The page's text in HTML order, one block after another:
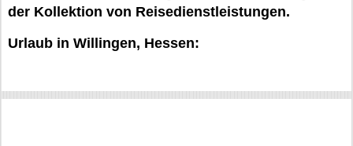
der Kollektion von Reisedienstleistungen.
Urlaub in Willingen, Hessen: